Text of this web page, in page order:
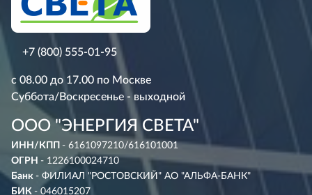
+7 (800) 555-01-95
с 08.00 до 17.00 по Москве
Суббота/Воскресенье - выходной
ООО "ЭНЕРГИЯ СВЕТА"
ИНН/КПП - 6161097210/616101001
ОГРН - 1226100024710
Банк - ФИЛИАЛ "РОСТОВСКИЙ" АО "АЛЬФА-БАНК"
БИК - 046015207